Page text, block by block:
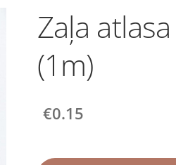
Zaļa
(1m)
€0.15